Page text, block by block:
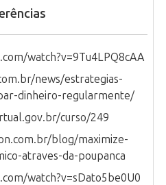
watch?v=9Tu4LPQ8cAA
news/estrategias-
dinheiro-regularmente/
curso/249
blog/maximize-
atraves-da-poupanca
watch?v=sDato5be0U0